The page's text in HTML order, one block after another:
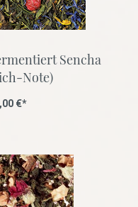
Sencha
Note)
€*